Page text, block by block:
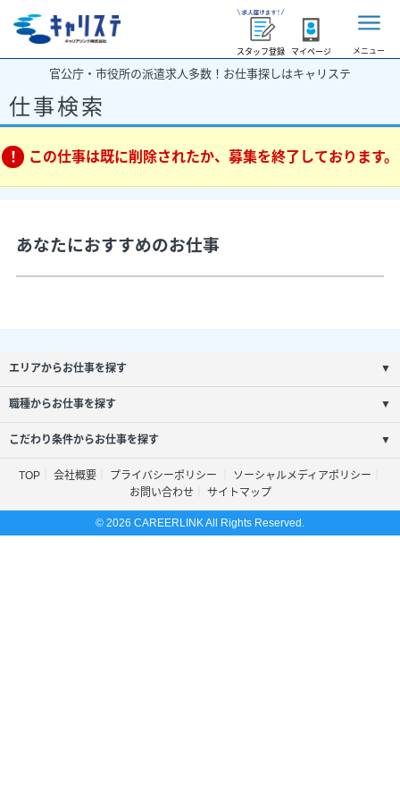
スタッフ登録 マイページ メニュー
官公庁・市役所の派遣求人多数！お仕事探しはキャリステ
仕事検索
この仕事は既に削除されたか、募集を終了しております。
あなたにおすすめのお仕事
エリアからお仕事を探す ▼
職種からお仕事を探す ▼
こだわり条件からお仕事を探す ▼
TOP 会社概要 プライバシーポリシー
ソーシャルメディアポリシー
お問い合わせ
サイトマップ
© 2026 CAREERLINK All Rights Reserved.